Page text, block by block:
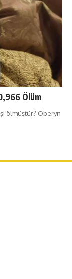
Ölüm
ölmüştür? Oberyn